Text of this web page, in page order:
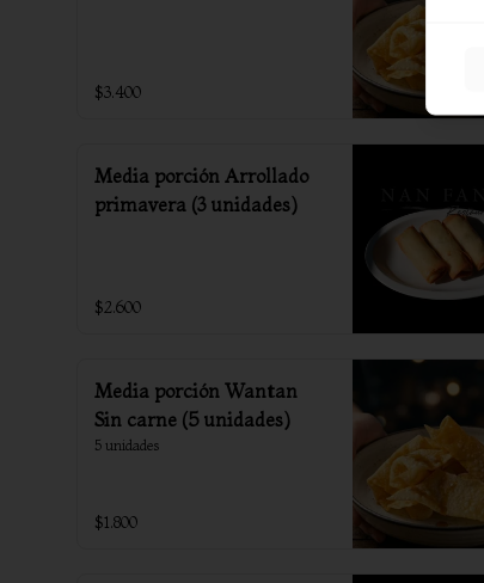
$3.400
Media porción Arrollado
primavera (3 unidades)
$2.600
Media porción Wantan
Sin carne (5 unidades)
5 unidades
$1.800